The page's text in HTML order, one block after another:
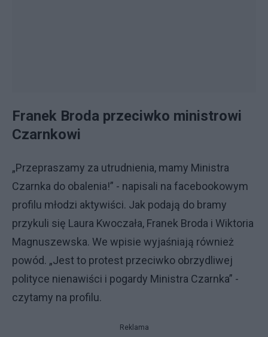
Franek Broda przeciwko ministrowi
Czarnkowi
„Przepraszamy za utrudnienia, mamy Ministra
Czarnka do obalenia!” - napisali na facebookowym
profilu młodzi aktywiści. Jak podają do bramy
przykuli się Laura Kwoczała, Franek Broda i Wiktoria
Magnuszewska. We wpisie wyjaśniają również
powód. „Jest to protest przeciwko obrzydliwej
polityce nienawiści i pogardy Ministra Czarnka” -
czytamy na profilu.
Reklama